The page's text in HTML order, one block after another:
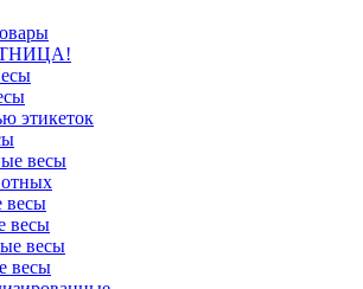
этикеток
весы
весы
весы
весы
весы